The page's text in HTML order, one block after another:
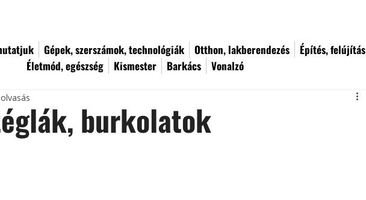
Gépek, szerszámok, technológiák Otthon, lakberendezés Építés, felújítás
Életmód, egészség
Kismester Barkács Vonalzó
burkolatok